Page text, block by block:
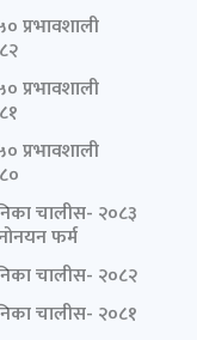
प्रभावशाली
प्रभावशाली
प्रभावशाली
चालीस- २०८३
फर्म
चालीस- २०८२
चालीस- २०८१